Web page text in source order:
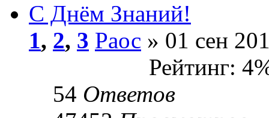
С Днём Знаний!
1, 2, 3 Раос » 01 сен
Рейтинг:
54 Ответов